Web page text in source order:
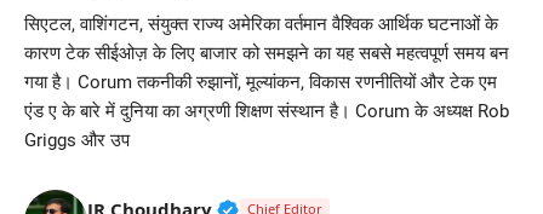
जालोर
खेल
शिक्षा
सिएटल, वाशिंगटन, संयुक्त राज्य अमेरिका वर्तमान वैश्विक आर्थिक घटनाओं के
कारण टेक सीईओज़ के लिए बाजार को समझने का यह सबसे महत्वपूर्ण समय बन
गया है। Corum तकनीकी रुझानों, मूल्यांकन, विकास रणनीतियों और टेक एम
एंड ए के बारे में दुनिया का अग्रणी शिक्षण संस्थान है। Corum के अध्यक्ष Rob
Griggs और उप
JR Choudhary Verified Public Figure • 30 Mar,
Chief Editor